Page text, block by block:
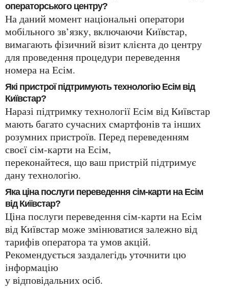
операторського центру?
На даний момент національні оператори
мобільного зв’язку, включаючи Київстар,
вимагають фізичний візит клієнта до центру
для проведення процедури переведення
номера на Есім.
Які пристрої підтримують технологію Есім від
Київстар?
Наразі підтримку технології Есім від Київстар
мають багато сучасних смартфонів та інших
розумних пристроїв. Перед переведенням
своєї сім-карти на Есім,
переконайтеся, що ваш пристрій підтримує
дану технологію.
Яка ціна послуги переведення сім-карти на Есім
від Київстар?
Ціна послуги переведення сім-карти на Есім
від Київстар може змінюватися залежно від
тарифів оператора та умов акцій.
Рекомендується заздалегідь уточнити цю
інформацію
у відповідальних осіб.